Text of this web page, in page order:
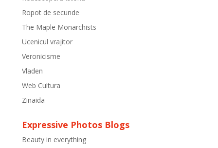
Ropot de secunde
The Maple Monarchists
Ucenicul vrajitor
Veronicisme
Vladen
Web Cultura
Zinaida
Expressive Photos Blogs
Beauty in everything